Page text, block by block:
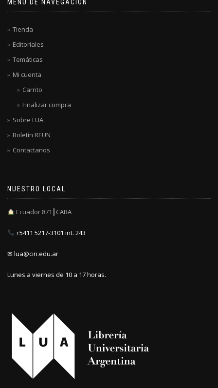
MENÚ DE NAVEGACIÓN
Tienda
Editoriales
Temáticas
Mi cuenta
Carrito
Finalizar compra
Sobre LUA
Boletín REUN
Contactanos
NUESTRO LOCAL
Ecuador 871┃CABA
+5411 5217-3101 int. 243
✉ lua@cin.edu.ar
Lunes a viernes de 10 a 17 horas.